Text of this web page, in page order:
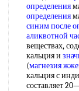
определения
определения
синимпосле
аликвотной
веществах,
кальция и
(магнезия
кальция с
составляет